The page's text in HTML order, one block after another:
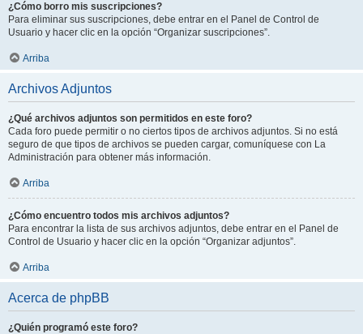
¿Cómo borro mis suscripciones?
Para eliminar sus suscripciones, debe entrar en el Panel de Control de
Usuario y hacer clic en la opción “Organizar suscripciones”.
Arriba
Archivos Adjuntos
¿Qué archivos adjuntos son permitidos en este foro?
Cada foro puede permitir o no ciertos tipos de archivos adjuntos. Si no está
seguro de que tipos de archivos se pueden cargar, comuníquese con La
Administración para obtener más información.
Arriba
¿Cómo encuentro todos mis archivos adjuntos?
Para encontrar la lista de sus archivos adjuntos, debe entrar en el Panel de
Control de Usuario y hacer clic en la opción “Organizar adjuntos”.
Arriba
Acerca de phpBB
¿Quién programó este foro?